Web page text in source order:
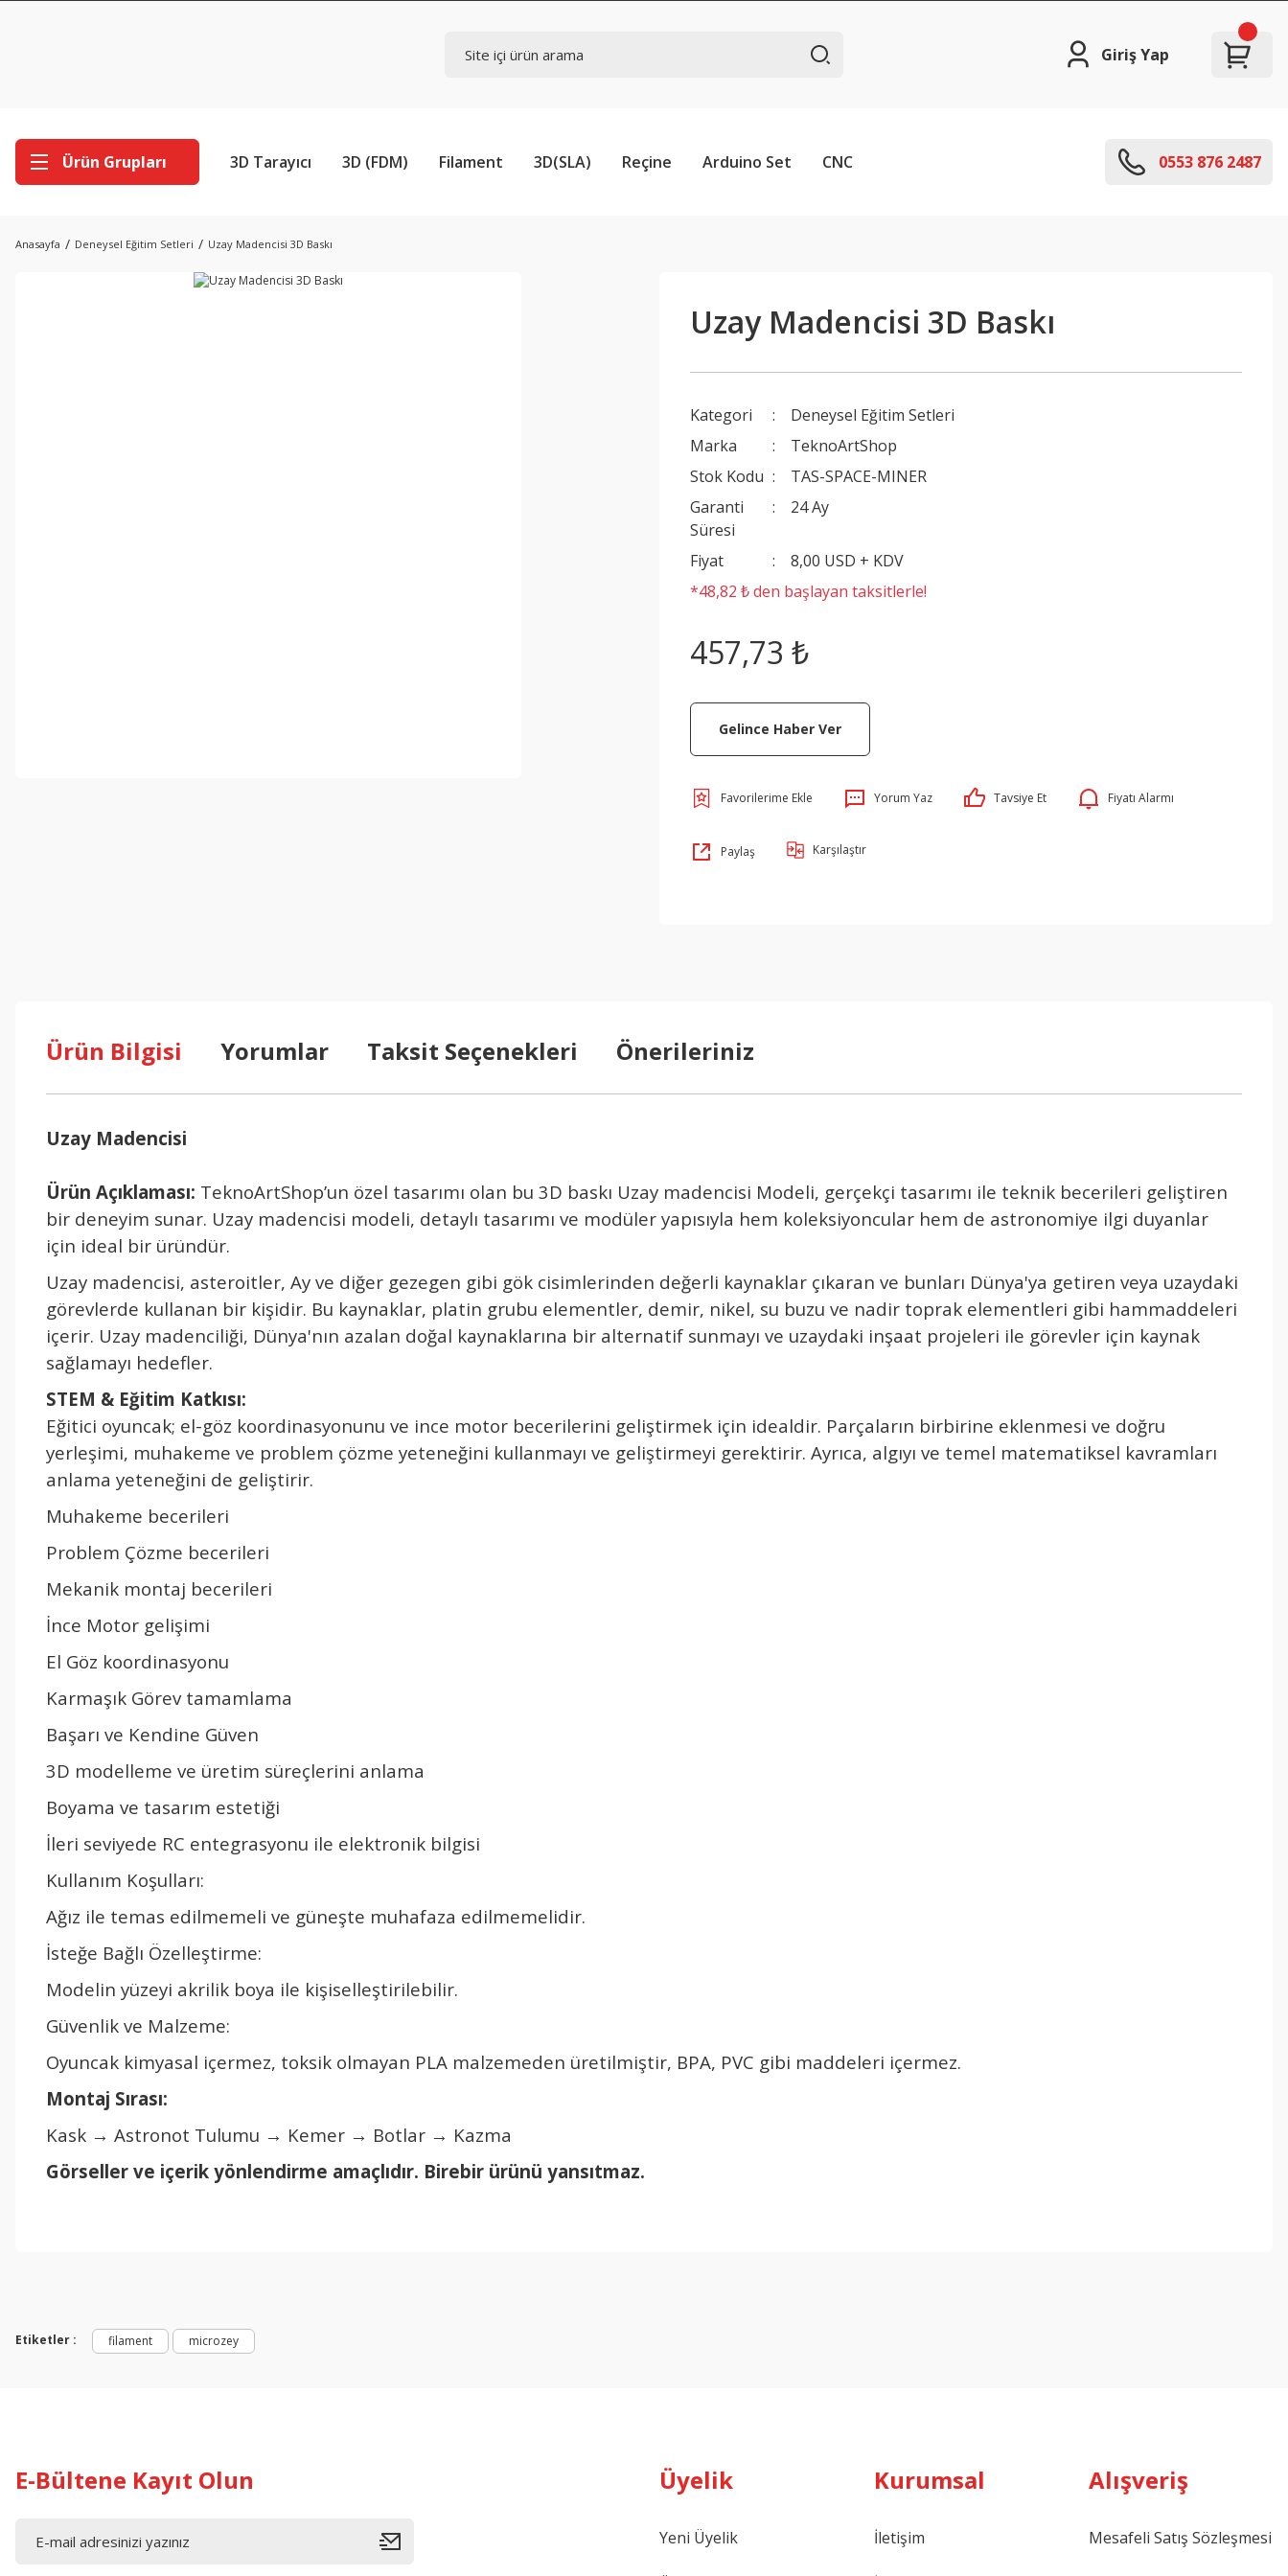
Giriş Yap
Ürün Grupları 3D Tarayıcı 3D (FDM) Filament 3D(SLA) Reçine Arduino Set CNC 0553 876 2487
Anasayfa Deneysel Eğitim Setleri Uzay Madencisi 3D Baskı
Uzay Madencisi 3D Baskı
Kategori
Deneysel Eğitim Setleri
Marka
TeknoArtShop
Stok Kodu
TAS-SPACE-MINER
Garanti
Süresi
24 Ay
Fiyat
8,00 USD + KDV
*48,82 ₺ den başlayan taksitlerle!
457,73 ₺
Gelince Haber Ver
Yorum Yaz Tavsiye Et Fiyatı Alarmı
Paylaş Karşılaştır
Ürün Bilgisi Yorumlar Taksit Seçenekleri Önerileriniz
Uzay Madencisi
Ürün Açıklaması: TeknoArtShop’un özel tasarımı olan bu 3D baskı Uzay madencisi Modeli, gerçekçi tasarımı ile teknik becerileri geliştiren
bir deneyim sunar. Uzay madencisi modeli, detaylı tasarımı ve modüler yapısıyla hem koleksiyoncular hem de astronomiye ilgi duyanlar
için ideal bir üründür.
Uzay madencisi, asteroitler, Ay ve diğer gezegen gibi gök cisimlerinden değerli kaynaklar çıkaran ve bunları Dünya'ya getiren veya uzaydaki
görevlerde kullanan bir kişidir. Bu kaynaklar, platin grubu elementler, demir, nikel, su buzu ve nadir toprak elementleri gibi hammaddeleri
içerir. Uzay madenciliği, Dünya'nın azalan doğal kaynaklarına bir alternatif sunmayı ve uzaydaki inşaat projeleri ile görevler için kaynak
sağlamayı hedefler.
STEM & Eğitim Katkısı:
Eğitici oyuncak; el-göz koordinasyonunu ve ince motor becerilerini geliştirmek için idealdir. Parçaların birbirine eklenmesi ve doğru
yerleşimi, muhakeme ve problem çözme yeteneğini kullanmayı ve geliştirmeyi gerektirir. Ayrıca, algıyı ve temel matematiksel kavramları
anlama yeteneğini de geliştirir.
Muhakeme becerileri
Problem Çözme becerileri
Mekanik montaj becerileri
İnce Motor gelişimi
El Göz koordinasyonu
Karmaşık Görev tamamlama
Başarı ve Kendine Güven
3D modelleme ve üretim süreçlerini anlama
Boyama ve tasarım estetiği
İleri seviyede RC entegrasyonu ile elektronik bilgisi
Kullanım Koşulları:
Ağız ile temas edilmemeli ve güneşte muhafaza edilmemelidir.
İsteğe Bağlı Özelleştirme:
Modelin yüzeyi akrilik boya ile kişiselleştirilebilir.
Güvenlik ve Malzeme:
Oyuncak kimyasal içermez, toksik olmayan PLA malzemeden üretilmiştir, BPA, PVC gibi maddeleri içermez.
Montaj Sırası:
Kask → Astronot Tulumu → Kemer → Botlar → Kazma
Görseller ve içerik yönlendirme amaçlıdır. Birebir ürünü yansıtmaz.
Ürün açıklamasında eksik bilgiler bulunuyor.
Ürün bilgilerinde hatalar bulunuyor.
Gönder
Etiketler : filament microzey
E-Bültene Kayıt Olun Üyelik
Yeni Üyelik
Kurumsal
İletişim
Alışveriş
Mesafeli Satış Sözleşmesi